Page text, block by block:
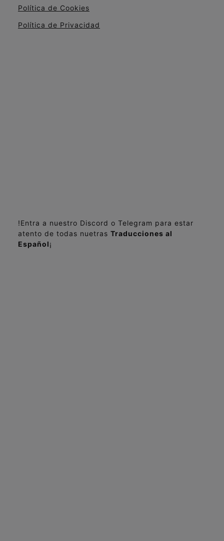
Política de Cookies
Política de Privacidad
!Entra a nuestro Discord o Telegram para estar
atento de todas nuetras Traducciones al
Español¡